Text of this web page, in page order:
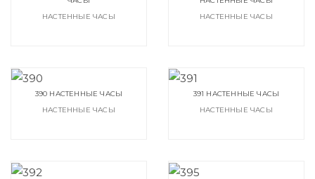
НАСТЕННЫЕ ЧАСЫ
НАСТЕННЫЕ ЧАСЫ
390 НАСТЕННЫЕ ЧАСЫ
НАСТЕННЫЕ ЧАСЫ
391 НАСТЕННЫЕ ЧАСЫ
НАСТЕННЫЕ ЧАСЫ